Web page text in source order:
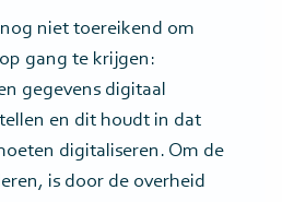
nog niet toereikend om
gang te krijgen:
gegevens digitaal
en dit houdt in dat
digitaliseren. Om de
is door de overheid